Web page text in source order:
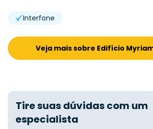
Interfone
Veja mais sobre Edifício
Tire suas dúvidas com um
especialista